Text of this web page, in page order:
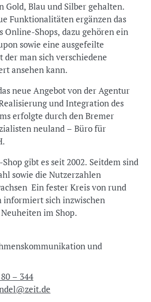
Gold, Blau und Silber gehalten.
Funktionalitäten ergänzen das
Online-Shops, dazu gehören ein
sowie eine ausgefeilte
man sich verschiedene
ansehen kann.
neue Angebot von der Agentur
und Integration des
erfolgte durch den Bremer
neuland – Büro für
gibt es seit 2002. Seitdem sind
sowie die Nutzerzahlen
Ein fester Kreis von rund
informiert sich inzwischen
im Shop.
– 344